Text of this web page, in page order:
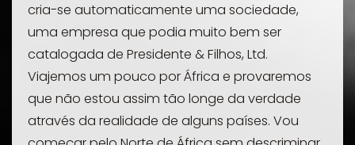
cria-se automaticamente uma sociedade,
uma empresa que podia muito bem ser
catalogada de Presidente & Filhos, Ltd.
Viajemos um pouco por África e provaremos
que não estou assim tão longe da verdade
através da realidade de alguns países. Vou